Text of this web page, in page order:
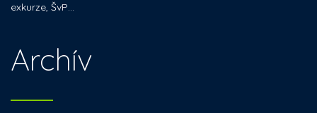
exkurze, ŠvP…
Archív